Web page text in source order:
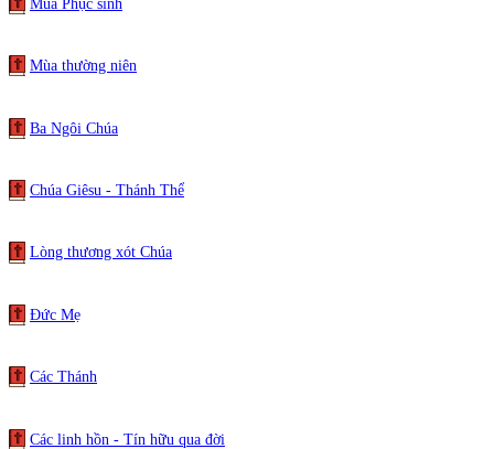
Mùa Phục sinh
Mùa thường niên
Ba Ngôi Chúa
Chúa Giêsu - Thánh Thể
Lòng thương xót Chúa
Đức Mẹ
Các Thánh
Các linh hồn - Tín hữu qua đời